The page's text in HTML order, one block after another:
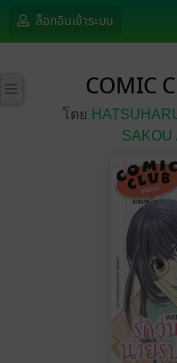
ล็อกอินเข้าระบบ
COMIC
โดย
SAKOU